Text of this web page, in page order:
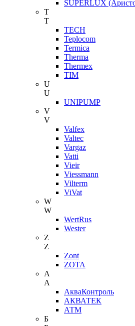
SUPERLUX
T
T
TECH
Teplocom
Termica
Therma
Thermex
TIM
U
U
UNIPUMP
V
V
Valfex
Valtec
Vargaz
Vatti
Vieir
Viessmann
Vilterm
ViVat
W
W
WertRus
Wester
Z
Z
Zont
ZOTA
А
А
АкваКонтроль
АКВАТЕК
АТМ
Б